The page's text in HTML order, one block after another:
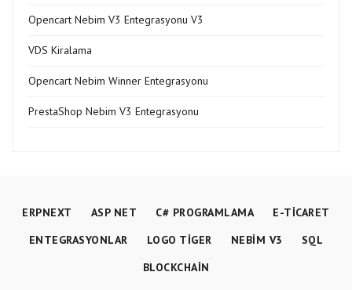
Opencart Nebim V3 Entegrasyonu V3
VDS Kiralama
Opencart Nebim Winner Entegrasyonu
PrestaShop Nebim V3 Entegrasyonu
ERPNEXT ASP NET C# PROGRAMLAMA
E-TICARET
ENTEGRASYONLAR
LOGO TIGER NEBIM V3
SQL
BLOCKCHAIN